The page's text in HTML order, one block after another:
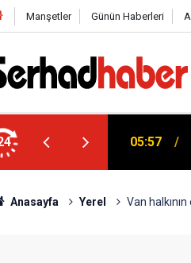
Manşetler Günün Haberleri
"Sünnetsiz
05:57
Anasayfa Yerel Van